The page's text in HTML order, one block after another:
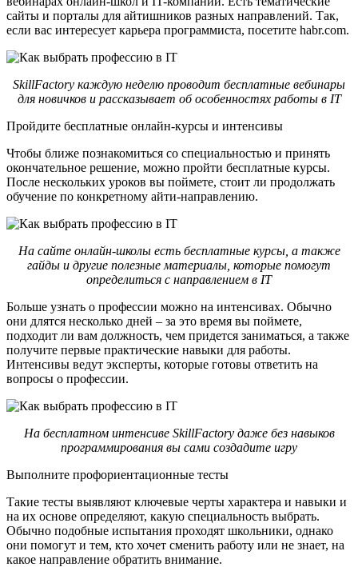
сайты и порталы для айтишников разных направлений. Так,
если вас интересует карьера программиста, посетите habr.com.
SkillFactory каждую неделю проводит бесплатные вебинары
для новичков и рассказывает об особенностях работы в IT
Пройдите бесплатные онлайн-курсы и интенсивы
Чтобы ближе познакомиться со специальностью и принять
окончательное решение, можно пройти бесплатные курсы.
После нескольких уроков вы поймете, стоит ли продолжать
обучение по конкретному айти-направлению.
На сайте онлайн-школы есть бесплатные курсы, а также
гайды и другие полезные материалы, которые помогут
определиться с направлением в IT
Больше узнать о профессии можно на интенсивах. Обычно
они длятся несколько дней – за это время вы поймете,
подходит ли вам должность, чем придется заниматься, а также
получите первые практические навыки для работы.
Интенсивы ведут эксперты, которые готовы ответить на
вопросы о профессии.
На бесплатном интенсиве SkillFactory даже без навыков
программирования вы сами создадите игру
Выполните профориентационные тесты
Такие тесты выявляют ключевые черты характера и навыки и
на их основе определяют, какую специальность выбрать.
Обычно подобные испытания проходят школьники, однако
они помогут и тем, кто хочет сменить работу или не знает, на
какое направление обратить внимание.